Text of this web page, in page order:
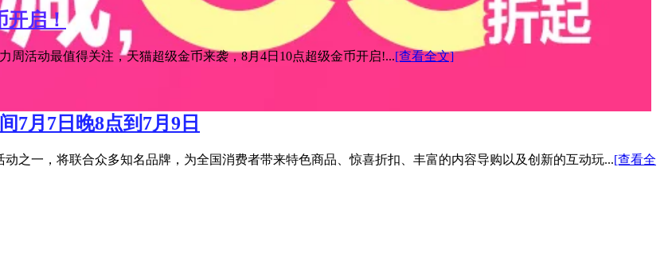
启！
活动最值得关注，天猫超级金币来袭，8月4日10点超级金币开启!...[查看全文]
7月7日晚8点到7月9日
之一，将联合众多知名品牌，为全国消费者带来特色商品、惊喜折扣、丰富的内容导购以及创新的互动玩...[查看全